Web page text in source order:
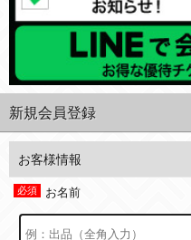
新規会員登録
お客様情報
お名前